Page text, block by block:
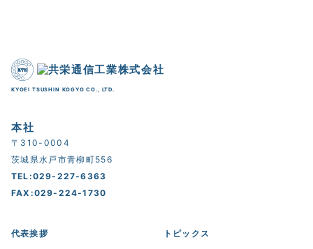
KYOEI TSUSHIN KOGYO CO., LTD.
本社
〒310-0004
茨城県水戸市青柳町556
TEL:029-227-6363
FAX:029-224-1730
代表挨拶
トピックス